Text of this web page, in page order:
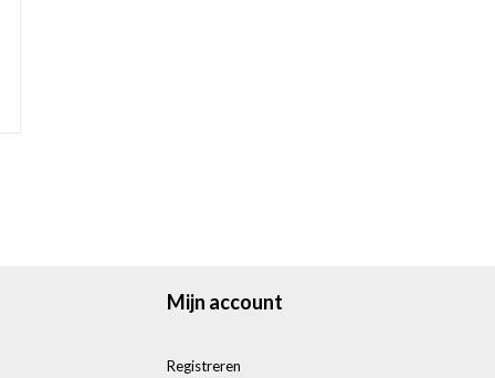
Mijn account
Registreren